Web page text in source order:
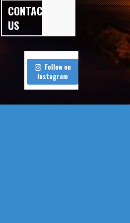
メタ
情報
CONTACT
US
Follow on
Instagram